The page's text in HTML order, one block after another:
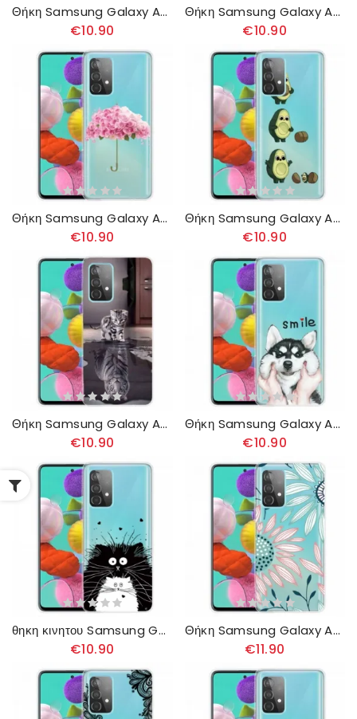
Θήκη Samsung Galaxy A32 4G Σκυλάκι Μου
€10.90
Θήκη Samsung Galaxy A32 4G Panda Give Me Five
€10.90
Θήκη Samsung Galaxy A32 4G Ομπρέλα Με Τριαντάφυλλο
€10.90
Θήκη Samsung Galaxy A32 4G Η Ζωή Ενός Δικηγόρου
€10.90
Θήκη Samsung Galaxy A32 4G Ερνέστος Ο Τίγρης
€10.90
Θήκη Samsung Galaxy A32 4G Smile Dog
€10.90
θηκη κινητου Samsung Galaxy A32 4G Κοιτάξτε Τις Γάτες
€10.90
Θήκη Samsung Galaxy A32 4G Διαφανές Ένα Λουλούδι
€11.90